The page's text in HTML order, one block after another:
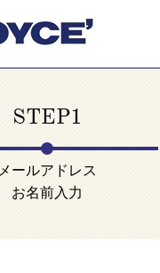
STEP1
メールアドレス
お名前入力